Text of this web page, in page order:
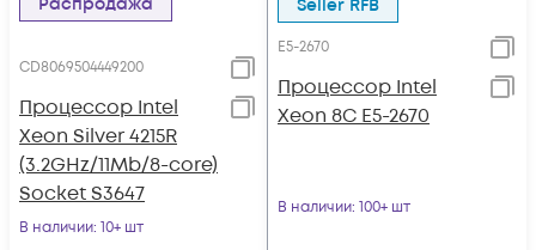
CD8069504449200
Процессор Intel
Xeon Silver 4215R
(3.2GHz/11Mb/8-core)
Socket S3647
В наличии: 10+ шт
Seller RFB
E5-2670
Процессор Intel
Xeon 8C E5-2670
В наличии: 100+ шт